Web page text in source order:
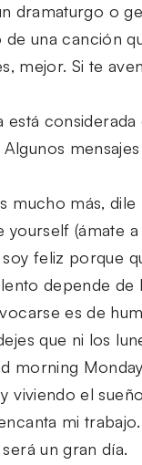
dramaturgo o
de una canción
mejor. Si te
está
Algunos
mucho más,
yourself (ámate
feliz porque
depende de
es de
que ni los
morning
viviendo el
mi trabajo.
un gran día.